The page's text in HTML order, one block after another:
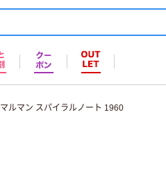
マルマン スパイラルノート 1960